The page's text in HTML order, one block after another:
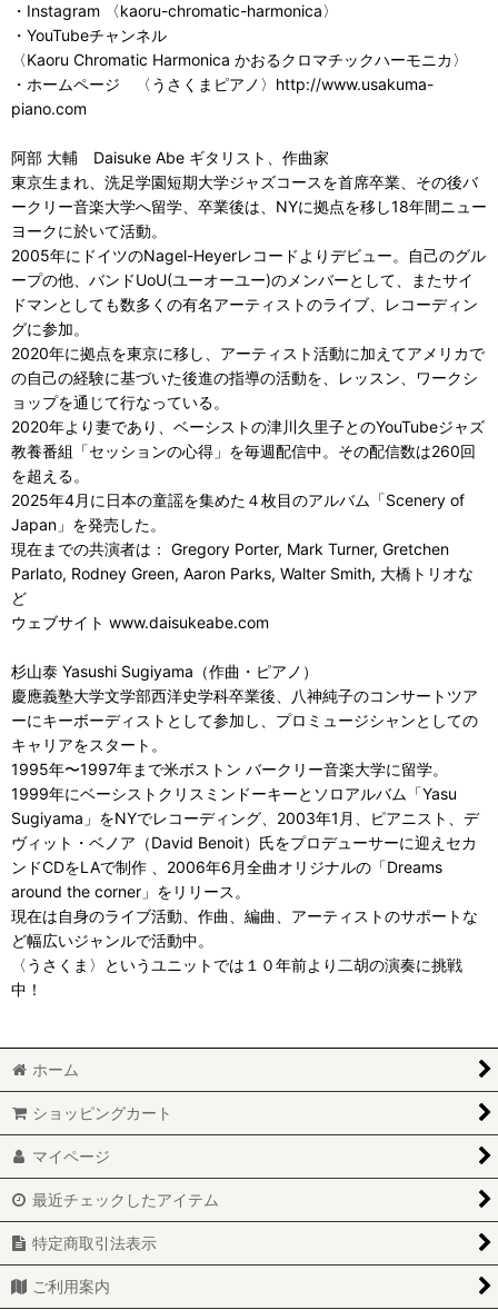
・Instagram 〈kaoru-chromatic-harmonica〉
・YouTubeチャンネル
〈Kaoru Chromatic Harmonica かおるクロマチックハーモニカ〉
・ホームページ 〈うさくまピアノ〉http://www.usakuma-
piano.com
阿部 大輔 Daisuke Abe ギタリスト、作曲家
東京生まれ、洗足学園短期大学ジャズコースを首席卒業、その後バ
ークリー音楽大学へ留学、卒業後は、NYに拠点を移し18年間ニュー
ヨークに於いて活動。
2005年にドイツのNagel-Heyerレコードよりデビュー。自己のグル
ープの他、バンドUoU(ユーオーユー)のメンバーとして、またサイ
ドマンとしても数多くの有名アーティストのライブ、レコーディン
グに参加。
2020年に拠点を東京に移し、アーティスト活動に加えてアメリカで
の自己の経験に基づいた後進の指導の活動を、レッスン、ワークシ
ョップを通じて行なっている。
2020年より妻であり、ベーシストの津川久里子とのYouTubeジャズ
教養番組「セッションの心得」を毎週配信中。その配信数は260回
を超える。
2025年4月に日本の童謡を集めた４枚目のアルバム「Scenery of
Japan」を発売した。
現在までの共演者は： Gregory Porter, Mark Turner, Gretchen
Parlato, Rodney Green, Aaron Parks, Walter Smith, 大橋トリオな
ど
ウェブサイト www.daisukeabe.com
杉⼭泰 Yasushi Sugiyama（作曲・ピアノ）
慶應義塾⼤学⽂学部⻄洋史学科卒業後、⼋神純⼦のコンサートツア
ーにキーボーディストとして参加し、プロミュージシャンとしての
キャリアをスタート。
1995年〜1997年まで⽶ボストン バークリー⾳楽⼤学に留学。
1999年にベーシストクリスミンドーキーとソロアルバム「Yasu
Sugiyama」をNYでレコーディング、2003年1⽉、ピアニスト、デ
ヴィット・ベノア（David Benoit）⽒をプロデューサーに迎えセカ
ンドCDをLAで制作 、2006年6⽉全曲オリジナルの「Dreams
around the corner」をリリース。
現在は⾃⾝のライブ活動、作曲、編曲、アーティストのサポートな
ど幅広いジャンルで活動中。
〈うさくま〉というユニットでは１０年前より二胡の演奏に挑戦
中！
ホーム
ショッピングカート
マイページ
最近チェックしたアイテム
特定商取引法表示
ご利用案内